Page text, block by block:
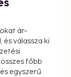
ár-
válassza ki
főbb
egyszerű